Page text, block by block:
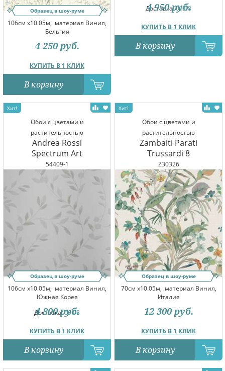
Образец в шоу-руме
106см x10.05м, материал Винил,
Бельгия
КУПИТЬ В 1 КЛИК
4 250 руб.
В корзину
Доставка:09.08
КУПИТЬ В 1 КЛИК
4 950 руб.
В корзину
Обои с цветами и
растительностью
Andrea Rossi
Spectrum Art
54409-1
Образец в шоу-руме
106см x10.05м, материал Винил,
Южная Корея
Доставка:09.08
КУПИТЬ В 1 КЛИК
4 800 руб.
В корзину
Обои с цветами и
растительностью
Zambaiti Parati
Trussardi 8
Z30326
Образец в шоу-руме
70см x10.05м, материал Винил,
Италия
КУПИТЬ В 1 КЛИК
12 300 руб.
В корзину